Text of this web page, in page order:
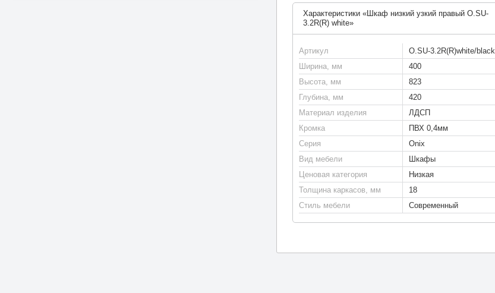
Характеристики «Шкаф низкий узкий правый O.SU-
3.2R(R) white»
Артикул
O.SU-3.2R(R)white/black
Ширина, мм
400
Высота, мм
823
Глубина, мм
420
Материал изделия
ЛДСП
Кромка
ПВХ 0,4мм
Серия
Onix
Вид мебели
Шкафы
Ценовая категория
Низкая
Толщина каркасов, мм
18
Стиль мебели
Современный